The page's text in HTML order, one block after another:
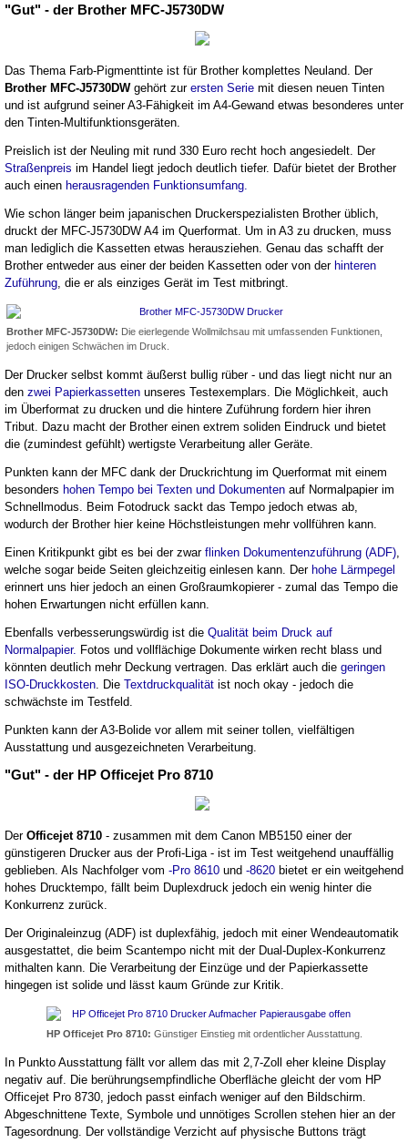
"Gut" - der Brother MFC-J5730DW
Das Thema Farb-Pigmenttinte ist für Brother komplettes Neuland. Der
Brother MFC-J5730DWgehört zur ersten Serie mit diesen neuen Tinten
und ist aufgrund seiner A3-Fähigkeit im A4-Gewand etwas besonderes unter
den Tinten-Multifunktionsgeräten.
Preislich ist der Neuling mit rund 330 Euro recht hoch angesiedelt. Der
Straßenpreis im Handel liegt jedoch deutlich tiefer. Dafür bietet der Brother
auch einen herausragenden Funktionsumfang.
Wie schon länger beim japanischen Druckerspezialisten Brother üblich,
druckt der MFC-J5730DW A4 im Querformat. Um in A3 zu drucken, muss
man lediglich die Kassetten etwas herausziehen. Genau das schafft der
Brother entweder aus einer der beiden Kassetten oder von der hinteren
Zuführung , die er als einziges Gerät im Test mitbringt.
Brother MFC-J5730DW: Die eierlegende Wollmilchsau mit umfassenden Funktionen,
jedoch einigen Schwächen im Druck.
Der Drucker selbst kommt äußerst bullig rüber - und das liegt nicht nur an
den zwei Papierkassetten unseres Testexemplars. Die Möglichkeit, auch
im Überformat zu drucken und die hintere Zuführung fordern hier ihren
Tribut. Dazu macht der Brother einen extrem soliden Eindruck und bietet
die (zumindest gefühlt) wertigste Verarbeitung aller Geräte.
Punkten kann der MFC dank der Druckrichtung im Querformat mit einem
besonders hohen Tempo bei Texten und Dokumenten auf Normalpapier im
Schnellmodus. Beim Fotodruck sackt das Tempo jedoch etwas ab,
wodurch der Brother hier keine Höchstleistungen mehr vollführen kann.
Einen Kritikpunkt gibt es bei der zwar flinken Dokumentenzuführung (ADF)
welche sogar beide Seiten gleichzeitig einlesen kann. Der hohe Lärmpegel
erinnert uns hier jedoch an einen Großraumkopierer - zumal das Tempo die
hohen Erwartungen nicht erfüllen kann.
Ebenfalls verbesserungswürdig ist die Qualität beim Druck auf
Normalpapier. Fotos und vollflächige Dokumente wirken recht blass und
könnten deutlich mehr Deckung vertragen. Das erklärt auch die geringen
ISO-Druckkosten . Die Textdruckqualität ist noch okay - jedoch die
schwächste im Testfeld.
Punkten kann der A3-Bolide vor allem mit seiner tollen, vielfältigen
Ausstattung und ausgezeichneten Verarbeitung.
"Gut" - der HP Officejet Pro 8710
Der Officejet 8710 - zusammen mit dem Canon MB5150 einer der
günstigeren Drucker aus der Profi-Liga - ist im Test weitgehend unauffällig
geblieben. Als Nachfolger vom -Pro 8610 und -8620 bietet er ein weitgehend
hohes Drucktempo, fällt beim Duplexdruck jedoch ein wenig hinter die
Konkurrenz zurück.
Der Originaleinzug (ADF) ist duplexfähig, jedoch mit einer Wendeautomatik
ausgestattet, die beim Scantempo nicht mit der Dual-Duplex-Konkurrenz
mithalten kann. Die Verarbeitung der Einzüge und der Papierkassette
hingegen ist solide und lässt kaum Gründe zur Kritik.
HP Officejet Pro 8710: Günstiger Einstieg mit ordentlicher Ausstattung.
In Punkto Ausstattung fällt vor allem das mit 2,7-Zoll eher kleine Display
negativ auf. Die berührungsempfindliche Oberfläche gleicht der vom HP
Officejet Pro 8730, jedoch passt einfach weniger auf den Bildschirm.
Abgeschnittene Texte, Symbole und unnötiges Scrollen stehen hier an der
Tagesordnung. Der vollständige Verzicht auf physische Buttons trägt